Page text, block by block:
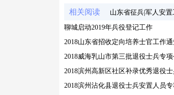
相关阅读 山东省征兵|军人安置
聊城启动2019年兵役登记工作
2018山东省招收定向培养士官工作通
2018滨州高新区社区补录优秀退役